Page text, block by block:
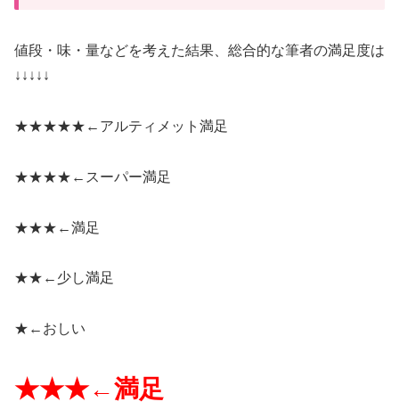
値段・味・量などを考えた結果、総合的な筆者の満足度は
↓↓↓↓↓
★★★★★← アルティメット満足
★★★★← スーパー満足
★★★←満足
★★← 少し満足
★← おしい
★★★←満足